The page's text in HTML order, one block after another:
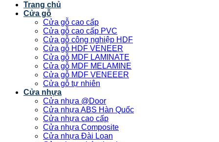
Trang chủ
Cửa gỗ
Cửa gỗ cao cấp
Cửa gỗ cao cấp PVC
Cửa gỗ công nghiệp HDF
Cửa gỗ HDF VENEER
Cửa gỗ MDF LAMINATE
Cửa gỗ MDF MELAMINE
Cửa gỗ MDF VENEEER
Cửa gỗ tự nhiên
Cửa nhựa
Cửa nhựa @Door
Cửa nhựa ABS Hàn Quốc
Cửa nhựa cao cấp
Cửa nhựa Composite
Cửa nhựa Đài Loan